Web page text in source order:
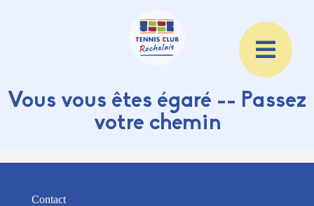
Vous vous êtes égaré -- Passez
votre chemin
Contact